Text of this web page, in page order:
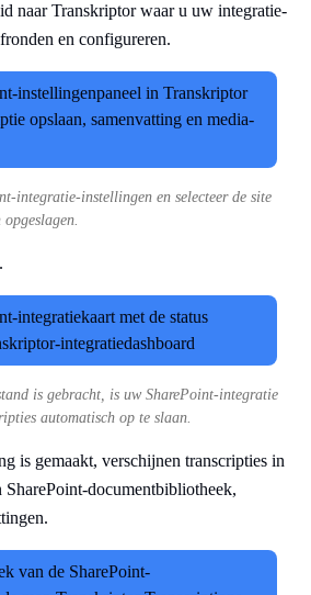
naar Transkriptor waar u uw integratie-
en configureren.
integratie-instellingen en selecteer de site
is gebracht, is uw SharePoint-integratie
automatisch op te slaan.
is gemaakt, verschijnen transcripties in
SharePoint-documentbibliotheek,